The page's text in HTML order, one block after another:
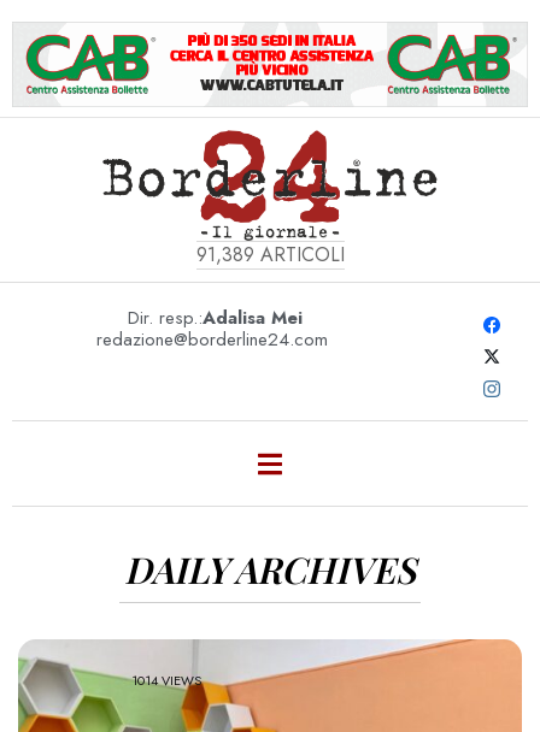
91,389 ARTICOLI
Dir. resp.:Adalisa Mei
redazione@borderline24.com
DAILY ARCHIVES
1014 VIEWS